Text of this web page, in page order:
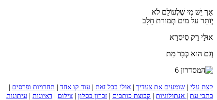
אַךְ יֵשׁ מִי שֶׁלְּעוֹלָם לֹא
יְוַתֵּר עַל מַיִם תְּמוּרַת חָלָב
אוּלַי רַק סִיסְרָא
וְגַם הוּא כְּבָר מֵת
קצת עלי | שומעים את צעדיך | אולי בכל זאת | עוד קו אחד | תחרויות ופרסים |
כתבי עת | אנתולוגיות | קבוצת כותבים | זכרון בסלון | צילום | ראיונות | עיתונות